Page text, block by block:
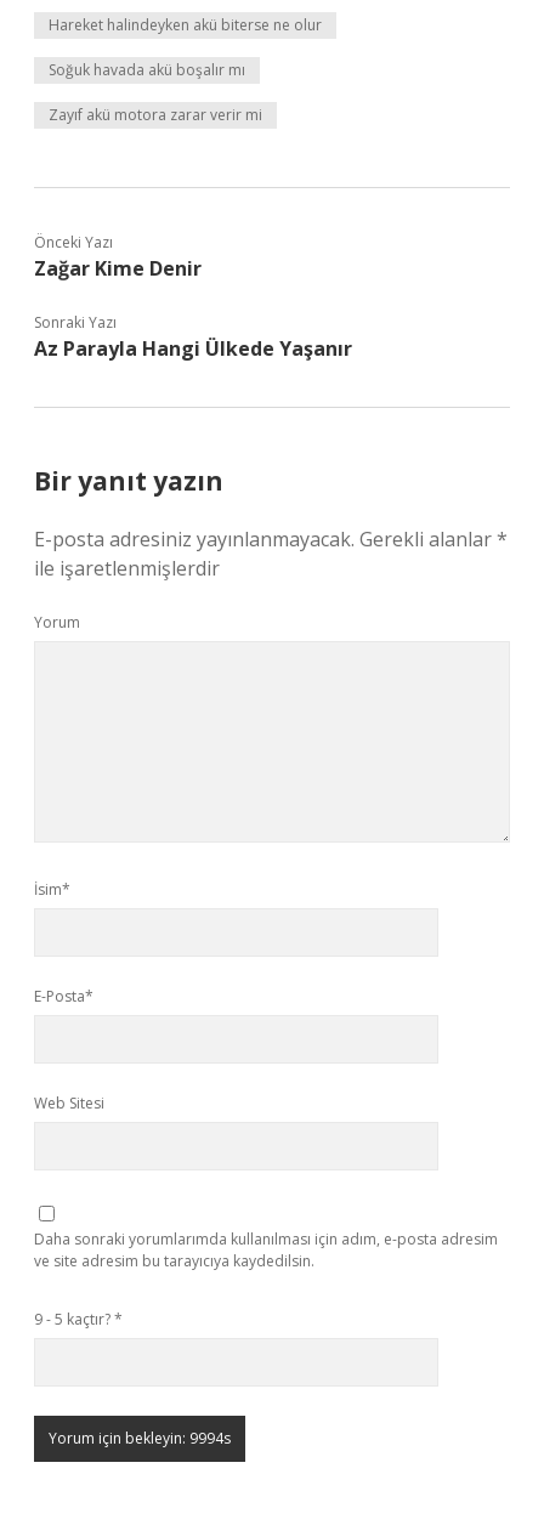
Hareket halindeyken akü biterse ne olur
Soğuk havada akü boşalır mı
Zayıf akü motora zarar verir mi
Önceki Yazı
Zağar Kime Denir
Sonraki Yazı
Az Parayla Hangi Ülkede Yaşanır
Bir yanıt yazın
E-posta adresiniz yayınlanmayacak. Gerekli alanlar*
ile işaretlenmişlerdir
Yorum
İsim*
E-Posta*
Web Sitesi
Daha sonraki yorumlarımda kullanılması için adım, e-posta adresim
ve site adresim bu tarayıcıya kaydedilsin.
9 - 5 kaçtır?*